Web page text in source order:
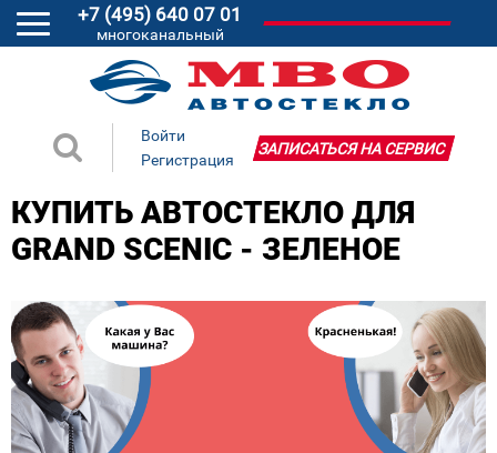
+7 (495) 640 07 01
многоканальный
Войти
Регистрация
ЗАПИСАТЬСЯ НА СЕРВИС
КУПИТЬ АВТОСТЕКЛО ДЛЯ
GRAND SCENIC - ЗЕЛЕНОЕ